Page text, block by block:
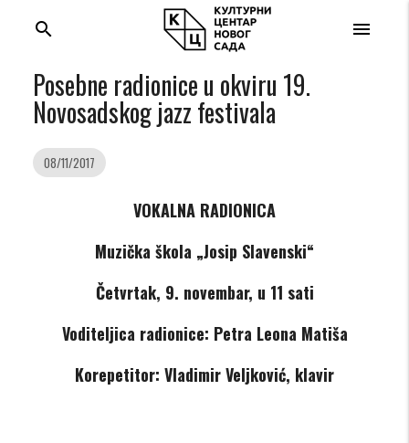
menu
search
Posebne radionice u okviru 19.
Novosadskog jazz festivala
08/11/2017
VOKALNA RADIONICA
Muzička škola „Josip Slavenski“
Četvrtak, 9. novembar, u 11 sati
Voditeljica radionice: Petra Leona Matiša
Korepetitor: Vladimir Veljković, klavir